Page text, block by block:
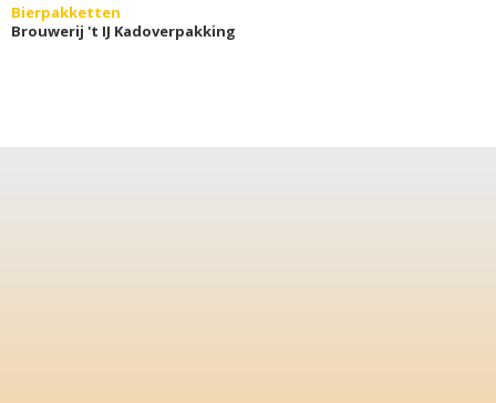
Bierpakketten
Brouwerij 't IJ Kadoverpakking